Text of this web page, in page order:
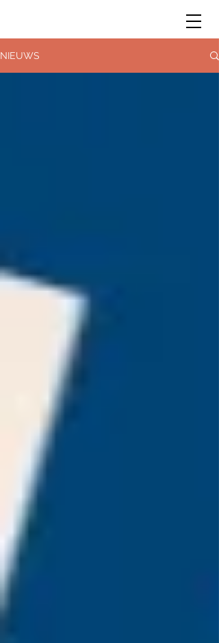
NIEUWS